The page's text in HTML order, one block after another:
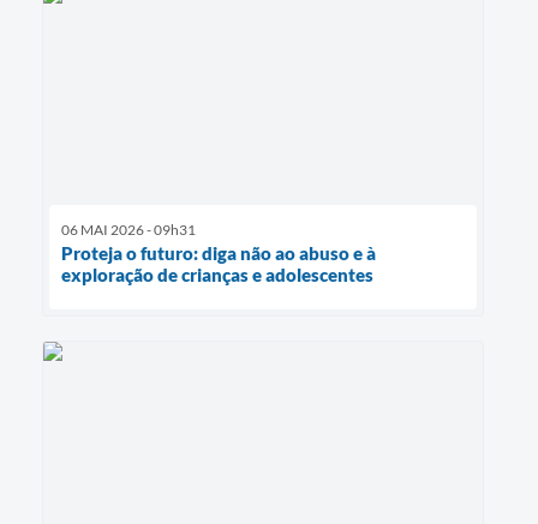
06 MAI 2026 - 09h31
Proteja o futuro: diga não ao abuso e à
exploração de crianças e adolescentes